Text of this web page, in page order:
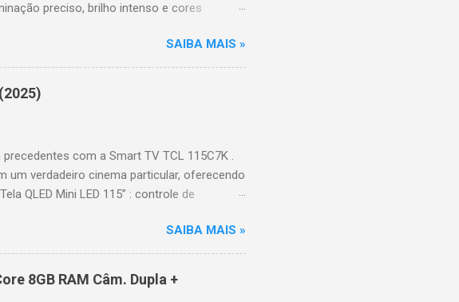
preciso, brilho intenso e cores
nativa de 144Hz (até 240Hz com DLG) :
integrado : interface intuitiva,
Disney+, Prime Video, HBO Max e muito
e dimensões Largura: 256,6 cm |
Estrutura imponen...
SAIBA MAIS »
com a Smart TV TCL 115C7K .
um verdadeiro cinema particular, oferecendo
QLED Mini LED 115” : controle de
otimizado para imagens e
240Hz com DLG) : ideal para esportes e
: interface intuitiva, recomendações
Disney+, Prime Video, HBO Max e muito
SAIBA MAIS »
8GB RAM Câm. Dupla +